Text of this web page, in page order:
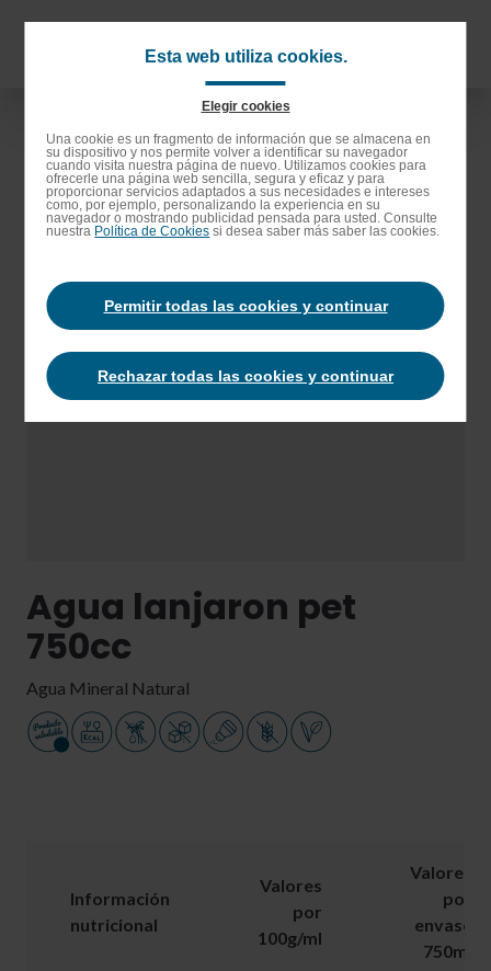
Agua lanjaron pet
750cc
Agua Mineral Natural
Información
nutricional
Valores
por
100g/ml
Valores
por
envase
750ml
Esta web utiliza cookies.
Elegir cookies
Una cookie es un fragmento de información que se almacena en
su dispositivo y nos permite volver a identificar su navegador
cuando visita nuestra página de nuevo. Utilizamos cookies para
ofrecerle una página web sencilla, segura y eficaz y para
proporcionar servicios adaptados a sus necesidades e intereses
como, por ejemplo, personalizando la experiencia en su
navegador o mostrando publicidad pensada para usted. Consulte
nuestra Política de Cookies si desea saber más saber las cookies.
Permitir todas las cookies y continuar
Rechazar todas las cookies y continuar